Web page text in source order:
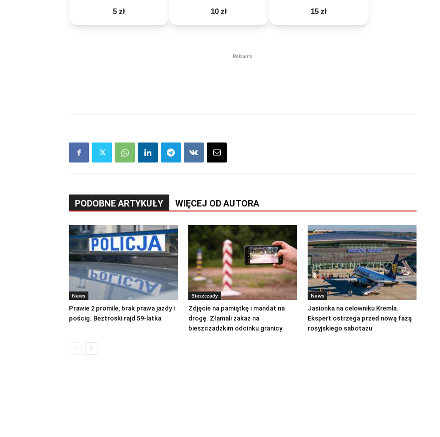
5 zł 10 zł 15 zł
Reklama
PODOBNE ARTYKUŁY WIĘCEJ OD AUTORA
News
Prawie 2 promile, brak prawa jazdy i
pościg. Beztroski rajd 59-latka
Bieszczady
Zdjęcie na pamiątkę i mandat na
drogę. Złamali zakaz na
bieszczadzkim odcinku granicy
News
Jasionka na celowniku Kremla.
Ekspert ostrzega przed nową fazą
rosyjskiego sabotażu